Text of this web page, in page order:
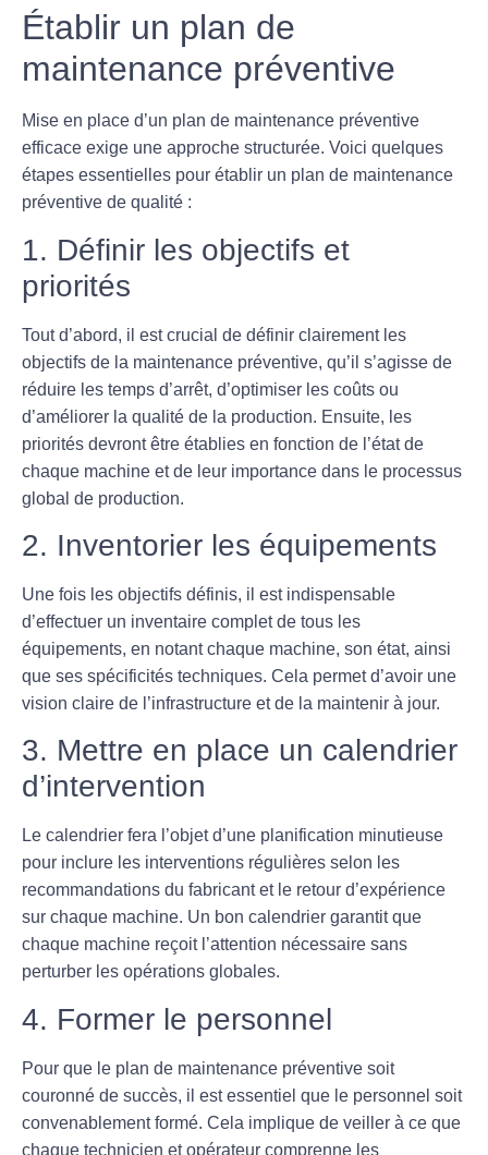
Établir un plan de
maintenance préventive
Mise en place d’un plan de maintenance préventive
efficace exige une approche structurée. Voici quelques
étapes essentielles pour établir un plan de maintenance
préventive de qualité :
1. Définir les objectifs et
priorités
Tout d’abord, il est crucial de définir clairement les
objectifs de la maintenance préventive, qu’il s’agisse de
réduire les temps d’arrêt, d’optimiser les coûts ou
d’améliorer la qualité de la production. Ensuite, les
priorités devront être établies en fonction de l’état de
chaque machine et de leur importance dans le processus
global de production.
2. Inventorier les équipements
Une fois les objectifs définis, il est indispensable
d’effectuer un inventaire completde tous les
équipements, en notant chaque machine, son état, ainsi
que ses spécificités techniques. Cela permet d’avoir une
vision claire de l’infrastructure et de la maintenir à jour.
3. Mettre en place un calendrier
d’intervention
Le calendrier fera l’objet d’une planification minutieuse
pour inclure les interventions régulières selon les
recommandations du fabricant et le retour d’expérience
sur chaque machine. Un bon calendrier garantit que
chaque machine reçoit l’attention nécessaire sans
perturber les opérations globales.
4. Former le personnel
Pour que le plan de maintenance préventive soit
couronné de succès, il est essentiel que le personnel soit
convenablement formé. Cela implique de veiller à ce que
chaque technicien et opérateur comprenne les